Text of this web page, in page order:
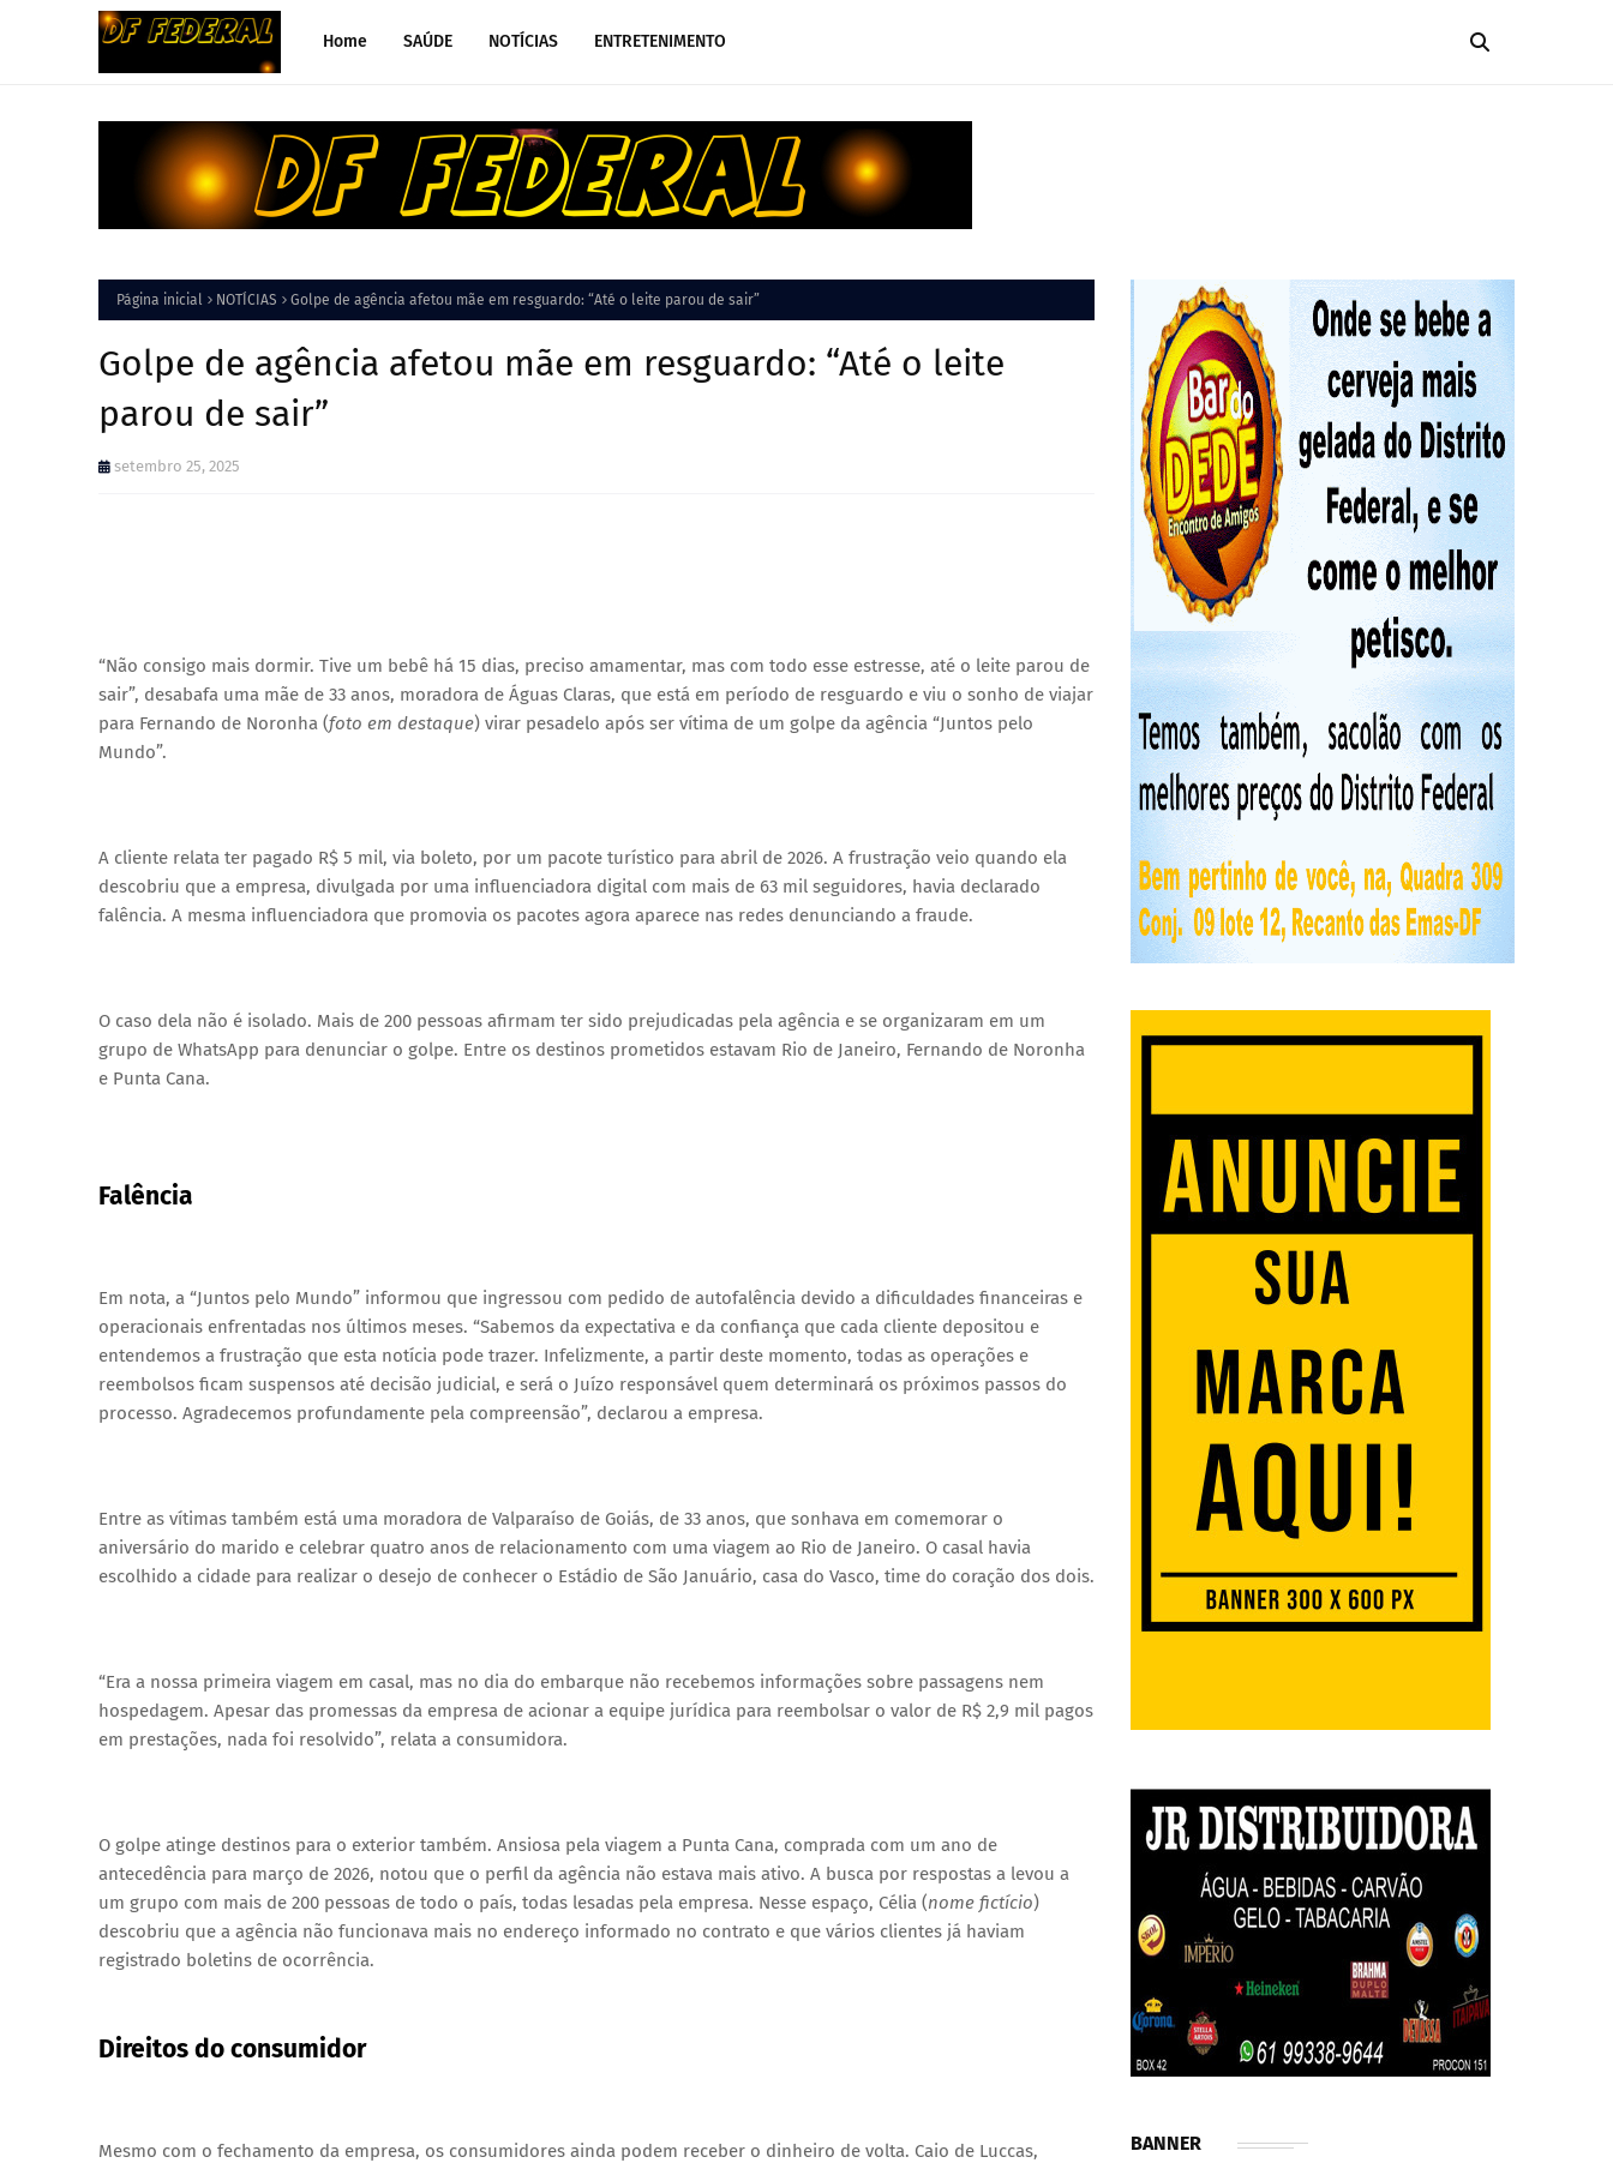
Home SAÚDE NOTÍCIAS ENTRETENIMENTO
Página inicial NOTÍCIAS Golpe de agência afetou mãe em resguardo: “Até o leite parou de sair”
Golpe de agência afetou mãe em resguardo: “Até o leite
parou de sair”
setembro 25, 2025
“Não consigo mais dormir. Tive um bebê há 15 dias, preciso amamentar, mas com todo esse estresse, até o leite parou de
sair”, desabafa uma mãe de 33 anos, moradora de Águas Claras, que está em período de resguardo e viu o sonho de viajar
para Fernando de Noronha (foto em destaque) virar pesadelo após ser vítima de um golpe da agência “Juntos pelo
Mundo”.
A cliente relata ter pagado R$ 5 mil, via boleto, por um pacote turístico para abril de 2026. A frustração veio quando ela
descobriu que a empresa, divulgada por uma influenciadora digital com mais de 63 mil seguidores, havia declarado
falência. A mesma influenciadora que promovia os pacotes agora aparece nas redes denunciando a fraude.
O caso dela não é isolado. Mais de 200 pessoas afirmam ter sido prejudicadas pela agência e se organizaram em um
grupo de WhatsApp para denunciar o golpe. Entre os destinos prometidos estavam Rio de Janeiro, Fernando de Noronha
e Punta Cana.
Falência
Em nota, a “Juntos pelo Mundo” informou que ingressou com pedido de autofalência devido a dificuldades financeiras e
operacionais enfrentadas nos últimos meses. “Sabemos da expectativa e da confiança que cada cliente depositou e
entendemos a frustração que esta notícia pode trazer. Infelizmente, a partir deste momento, todas as operações e
reembolsos ficam suspensos até decisão judicial, e será o Juízo responsável quem determinará os próximos passos do
processo. Agradecemos profundamente pela compreensão”, declarou a empresa.
Entre as vítimas também está uma moradora de Valparaíso de Goiás, de 33 anos, que sonhava em comemorar o
aniversário do marido e celebrar quatro anos de relacionamento com uma viagem ao Rio de Janeiro. O casal havia
escolhido a cidade para realizar o desejo de conhecer o Estádio de São Januário, casa do Vasco, time do coração dos dois.
“Era a nossa primeira viagem em casal, mas no dia do embarque não recebemos informações sobre passagens nem
hospedagem. Apesar das promessas da empresa de acionar a equipe jurídica para reembolsar o valor de R$ 2,9 mil pagos
em prestações, nada foi resolvido”, relata a consumidora.
O golpe atinge destinos para o exterior também. Ansiosa pela viagem a Punta Cana, comprada com um ano de
antecedência para março de 2026, notou que o perfil da agência não estava mais ativo. A busca por respostas a levou a
um grupo com mais de 200 pessoas de todo o país, todas lesadas pela empresa. Nesse espaço, Célia (nome fictício)
descobriu que a agência não funcionava mais no endereço informado no contrato e que vários clientes já haviam
registrado boletins de ocorrência.
Direitos do consumidor
Mesmo com o fechamento da empresa, os consumidores ainda podem receber o dinheiro de volta. Caio de Luccas,
BANNER